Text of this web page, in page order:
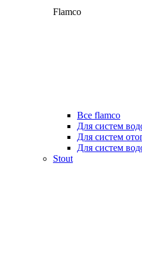
Flamco
Все flamco
Для систем
Для систем
Для систем
Stout